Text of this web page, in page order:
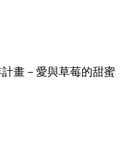
計畫－愛與草莓的甜蜜